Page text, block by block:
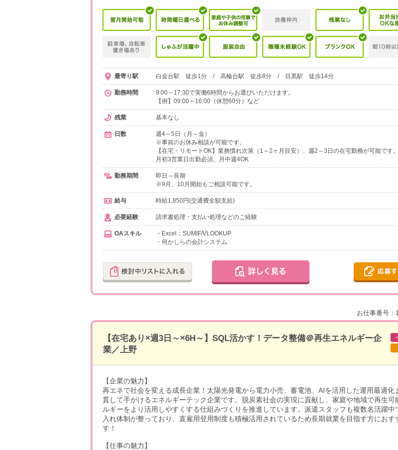
最寄り駅 白金台駅 徒歩1分 / 高輪台駅 徒歩8分 / 目黒駅 徒歩14分
勤務時間
9:00～17:30で実働6時間からお選びいただけます。
【例】09:00～16:00（休憩60分）など
残業 基本なし
日数
週4～5日（月～金）
※事前のお休み相談が可能です。
【在宅・リモートOK】業務慣れ次第（1～2ヶ月目安）、週2～3日の在宅勤務が可能です。
月初3営業日出勤必須。月中週4OK
勤務期間
即日～長期
※9月、10月開始もご相談可能です。
給与 時給1,850円(交通費全額支給)
必要経験 請求書処理・支払い処理などのご経験
OAスキル
・Excel：SUMIF/VLOOKUP
・何かしらの会計システム
お仕事番号：
【在宅あり×週3日～×6H～】SQL活かす！データ整備＠再生エネルギー企
業／上野
【企業の魅力】
再エネで社会を変える成長企業！太陽光発電から電力小売、蓄電池、AIを活用した運用最適化
貫して手がけるエネルギーテック企業です。脱炭素社会の実現に貢献し、家庭や地域で再生可
ルギーをより活用しやすくする仕組みづくりを推進しています。派遣スタッフも複数名活躍中
入れ体制が整っており、直雇用登用制度も積極活用されているため長期就業を目指す方におす
す！
【仕事の魅力】